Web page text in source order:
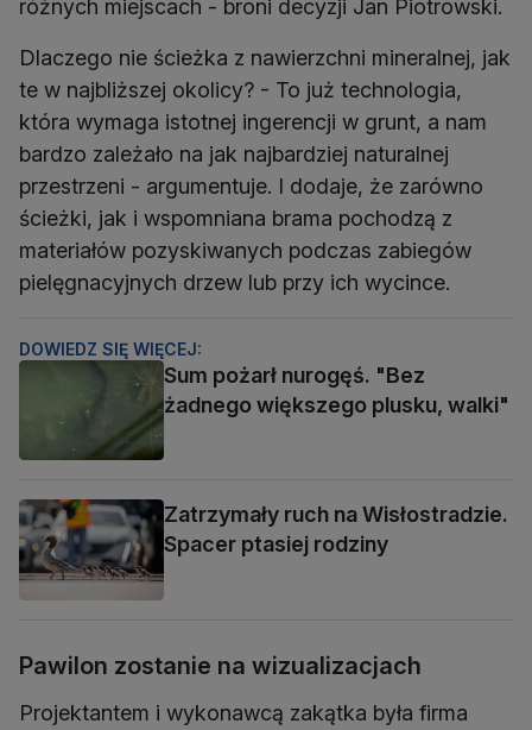
różnych miejscach - broni decyzji Jan Piotrowski.
Dlaczego nie ścieżka z nawierzchni mineralnej, jak
te w najbliższej okolicy? - To już technologia,
która wymaga istotnej ingerencji w grunt, a nam
bardzo zależało na jak najbardziej naturalnej
przestrzeni - argumentuje. I dodaje, że zarówno
ścieżki, jak i wspomniana brama pochodzą z
materiałów pozyskiwanych podczas zabiegów
pielęgnacyjnych drzew lub przy ich wycince.
DOWIEDZ SIĘ WIĘCEJ:
Sum pożarł nurogęś. "Bez
żadnego większego plusku, walki"
Zatrzymały ruch na Wisłostradzie.
Spacer ptasiej rodziny
Pawilon zostanie na wizualizacjach
Projektantem i wykonawcą zakątka była firma